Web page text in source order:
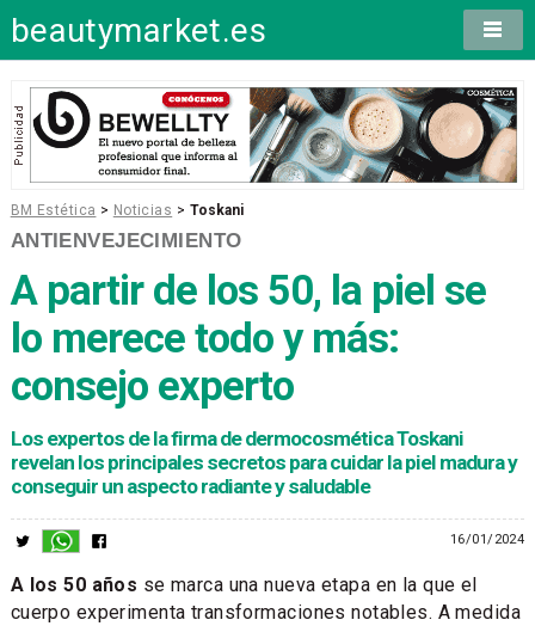
beautymarket.es
BM Estética > Noticias > Toskani
ANTIENVEJECIMIENTO
A partir de los 50, la piel se
lo merece todo y más:
consejo experto
Los expertos de la firma de dermocosmética Toskani
revelan los principales secretos para cuidar la piel madura y
conseguir un aspecto radiante y saludable
16/01/2024
A los 50 años se marca una nueva etapa en la que el
cuerpo experimenta transformaciones notables. A medida